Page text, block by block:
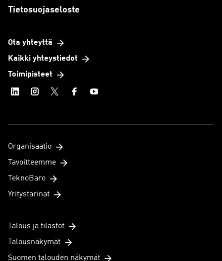
Tietosuojaseloste
Ota yhteyttä
Kaikki yhteystiedot
Toimipisteet
Organisaatio
Tavoitteemme
TeknoBaro
Yritystarinat
Talous ja tilastot
Talousnäkymät
Suomen talouden näkymät